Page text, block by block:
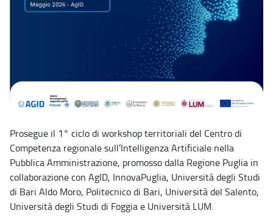
Prosegue il 1° ciclo di workshop territoriali del Centro di
Competenza regionale sull’Intelligenza Artificiale nella
Pubblica Amministrazione, promosso dalla Regione Puglia in
collaborazione con AgID, InnovaPuglia, Università degli Studi
di Bari Aldo Moro, Politecnico di Bari, Università del Salento,
Università degli Studi di Foggia e Università LUM.